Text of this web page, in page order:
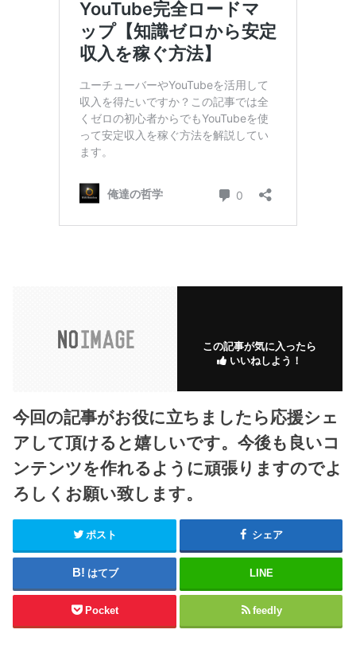
この記事が気に入ったら
いいねしよう！
今回の記事がお役に立ちましたら応援シェ
アして頂けると嬉しいです。今後も良いコ
ンテンツを作れるように頑張りますのでよ
ろしくお願い致します。
ポスト シェア
はてブ LINE
Pocket feedly